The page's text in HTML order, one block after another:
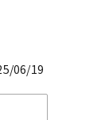
06/19